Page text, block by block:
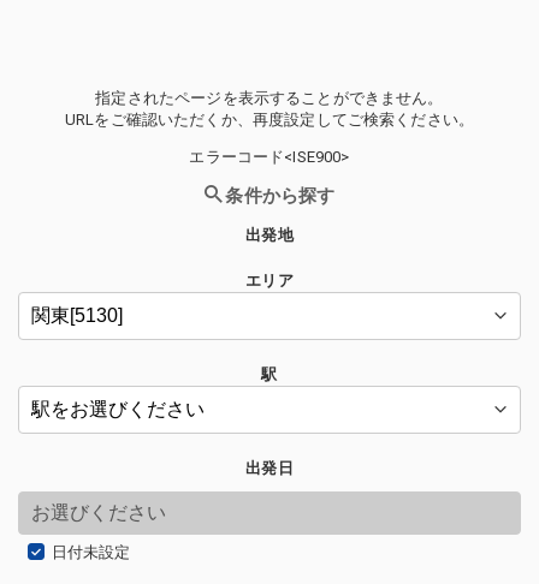
指定されたページを表示することができません。
URLをご確認いただくか、再度設定してご検索ください。
エラーコード<ISE900>
条件から探す
出発地
エリア
駅
出発日
日付未設定